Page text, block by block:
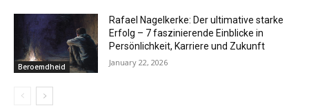
Beroemdheid
Rafael Nagelkerke: Der ultimative starke
Erfolg – 7 faszinierende Einblicke in
Persönlichkeit, Karriere und Zukunft
January 22, 2026